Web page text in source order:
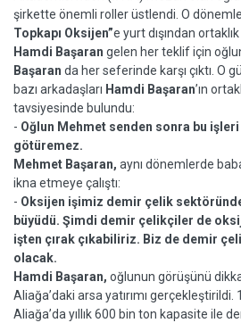
şirkette önemli roller üstlendi. O
Topkapı Oksijen”e yurt dışından
Hamdi Başaran gelen her teklif için
Başaran da her seferinde karşı çıktı. O
bazı arkadaşları Hamdi Başaran’ın
tavsiyesinde bulundu:
- Oğlun Mehmet senden sonra bu işleri
götüremez.
Mehmet Başaran, aynı dönemlerde
ikna etmeye çalıştı:
- Oksijen işimiz demir çelik
büyüdü. Şimdi demir çelikçiler de
işten çırak çıkabiliriz. Biz de demir
olacak.
Hamdi Başaran, oğlunun görüşünü
Aliağa’daki arsa yatırımı gerçekleştirildi.
Aliağa’da yıllık 600 bin ton kapasite ile